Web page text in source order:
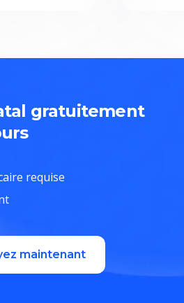
gratuitement
requise
maintenant